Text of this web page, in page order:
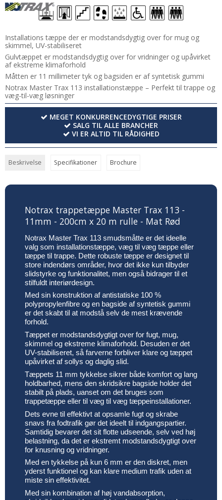
Installations tæppe der er modstandsdygtig over for mug og
skimmel, UV-stabiliseret
Gulvtæppet er modstandsdygtig over for vridninger og upåvirket
af ekstreme klimaforhold
Måtten er 11 millimeter tyk og bagsiden er af syntetisk gummi
Notrax Master Trax 113 installationstæppe – Perfekt til trappe og
væg-til-væg løsninger
MEGET KONKURRENCEDYGTIGE PRISER
SALG TIL ALLE BRANCHER
VI ER ALTID TIL RÅDIGHED
Beskrivelse Specifikationer Brochure
Notrax trappetæppe Master Trax 113 -
11mm - 200cm x 20 m rulle - Mat Rød
Notrax Master Trax 113 smudsmåtte er det ideelle
valg som installationstæppe, væg til væg tæppe eller
tæppe til trappe. Dette robuste tæppe er designet til
store indendørs områder, hvor det ikke kun tilbyder
slidstyrke og funktionalitet, men også bidrager til et
stilfuldt interiørdesign.
Med sin konstruktion af antistatiske 100 %
polypropylenfibre og en bagside af syntetisk gummi
er det skabt til at modstå selv de mest krævende
forhold.
Tæppet er modstandsdygtigt over for fugt, mug,
skimmel og ekstreme klimaforhold. Desuden er det
UV-stabiliseret, så farverne forbliver klare og tæppet
upåvirket af sollys og daglig slid.
Tæppets 11 mm tykkelse sikrer både komfort og lang
holdbarhed, mens den skridsikre bagside holder det
stabilt på plads, uanset om det bruges som
trappetæppe eller til væg til væg tæppeinstallationer.
Dets evne til effektivt at opsamle fugt og skrabe
snavs fra fodtrafik gør det ideelt til indgangspartier.
Samtidig bevarer det sit flotte udseende, selv ved høj
belastning, da det er ekstremt modstandsdygtigt over
for knusning og vridninger.
Med en tykkelse på kun 6 mm er den diskret, men
yderst funktionel og kan klare medium trafik uden at
miste sin effektivitet.
Med sin kombination af høj vandabsorption,